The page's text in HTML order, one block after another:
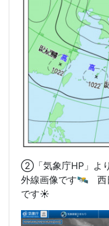
②「気象庁HP」よ
外線画像です🛰️ 西
です☀️